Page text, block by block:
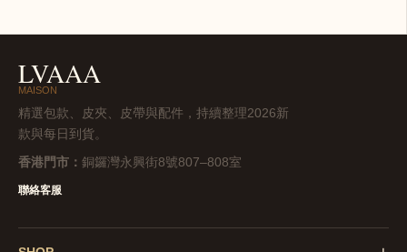
LVAAA
MAISON
精選包款、皮夾、皮帶與配件，持續整理2026新
款與每日到貨。
香港門市： 銅鑼灣永興街8號807–808室
聯絡客服